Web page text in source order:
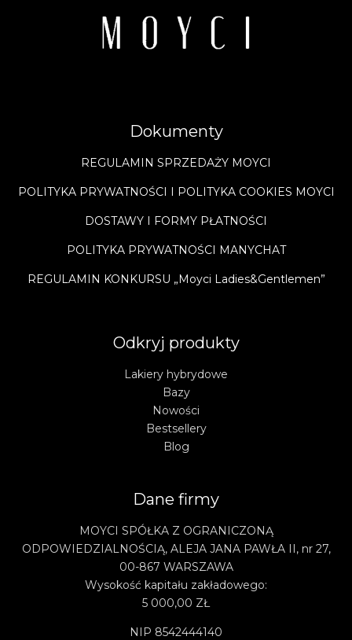
Dokumenty
REGULAMIN SPRZEDAŻY MOYCI
POLITYKA PRYWATNOŚCI I POLITYKA COOKIES MOYCI
DOSTAWY I FORMY PŁATNOŚCI
POLITYKA PRYWATNOŚCI MANYCHAT
REGULAMIN KONKURSU „Moyci Ladies&Gentlemen”
Odkryj produkty
Lakiery hybrydowe
Bazy
Nowości
Bestsellery
Blog
Dane firmy
MOYCI SPÓŁKA Z OGRANICZONĄ
ODPOWIEDZIALNOŚCIĄ, ALEJA JANA PAWŁA II, nr 27,
00-867 WARSZAWA
Wysokość kapitału zakładowego:
5 000,00 ZŁ
NIP 8542444140